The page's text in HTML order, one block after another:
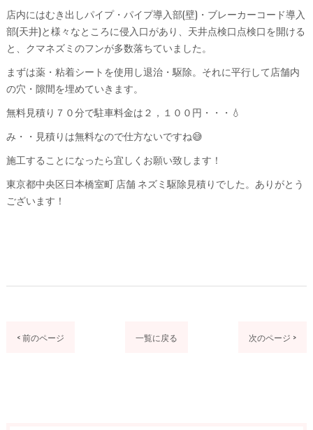
店内にはむき出しパイプ・パイプ導入部(壁)・ブレーカーコード導入
部(天井)と様々なところに侵入口があり、天井点検口点検口を開ける
と、クマネズミのフンが多数落ちていました。
まずは薬・粘着シートを使用し退治・駆除。それに平行して店舗内
の穴・隙間を埋めていきます。
無料見積り７０分で駐車料金は２，１００円・・・💧
み・・見積りは無料なので仕方ないですね😅
施工することになったら宜しくお願い致します！
東京都中央区日本橋室町 店舗 ネズミ駆除見積りでした。ありがとう
ございます！
< 前のページ 一覧に戻る 次のページ >